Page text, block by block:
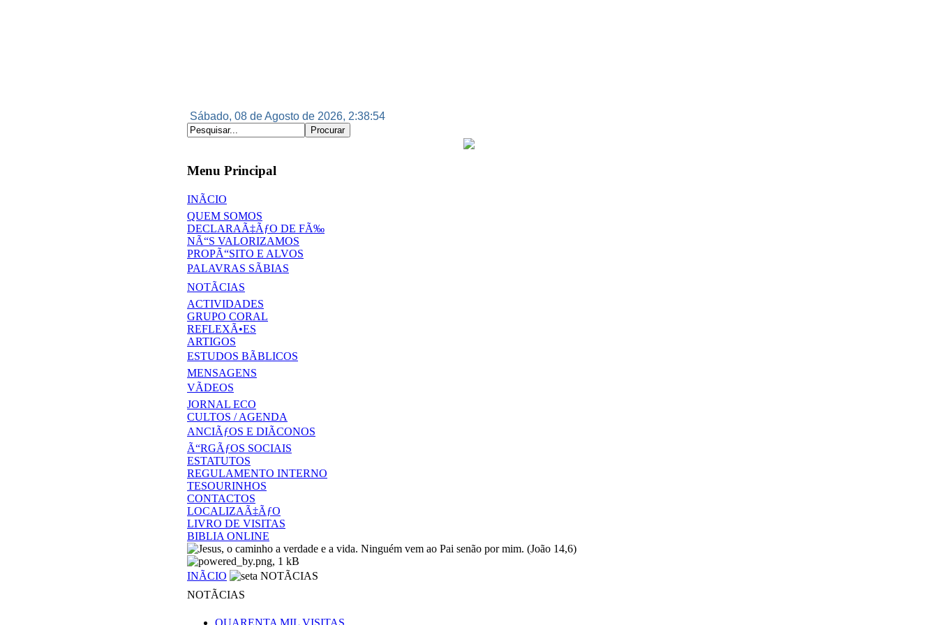
Sábado, 08 de Agosto de 2026, 2:38:54
Menu Principal
INÃCIO
QUEM SOMOS
DECLARAÃ‡ÃƒO DE FÃ‰
NÃ“S VALORIZAMOS
PROPÃ“SITO E ALVOS
PALAVRAS SÃBIAS
NOTÃCIAS
ACTIVIDADES
GRUPO CORAL
REFLEXÃ•ES
ARTIGOS
ESTUDOS BÃBLICOS
MENSAGENS
VÃDEOS
JORNAL ECO
CULTOS / AGENDA
ANCIÃƒOS E DIÃCONOS
Ã“RGÃƒOS SOCIAIS
ESTATUTOS
REGULAMENTO INTERNO
TESOURINHOS
CONTACTOS
LOCALIZAÃ‡ÃƒO
LIVRO DE VISITAS
BIBLIA ONLINE
INÃCIO
NOTÃCIAS
NOTÃCIAS